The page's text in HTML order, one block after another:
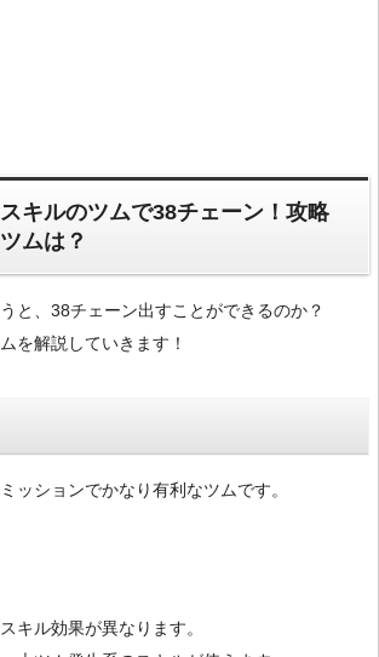
キルのツムで38チェーン！攻略
ムは？
と、38チェーン出すことができるのか？
を解説していきます！
ッションでかなり有利なツムです。
キル効果が異なります。